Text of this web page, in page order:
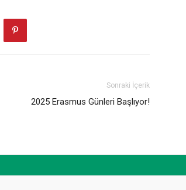
Sonraki İçerik
2025 Erasmus Günleri Başlıyor!